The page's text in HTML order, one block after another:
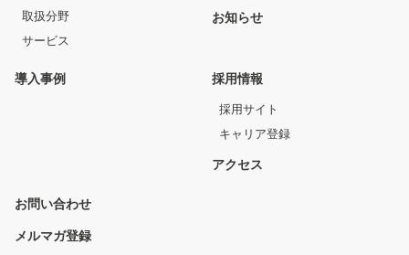
取扱分野
サービス
お知らせ
導入事例 採用情報
採用サイト
キャリア登録
アクセス
お問い合わせ
メルマガ登録